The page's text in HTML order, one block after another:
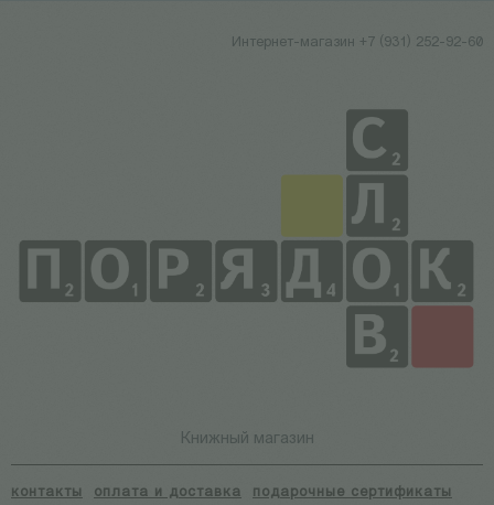
Интернет-магазин +7 (931) 252-92-60
Книжный магазин
контакты оплата и доставка подарочные сертификаты